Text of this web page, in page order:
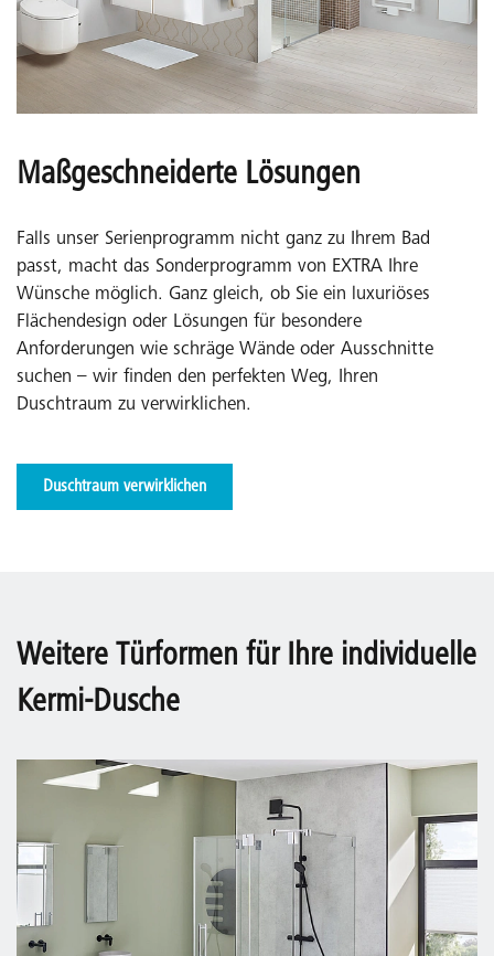
Maßgeschneiderte Lösungen
Falls unser Serienprogramm nicht ganz zu Ihrem Bad
passt, macht das Sonderprogramm von EXTRA Ihre
Wünsche möglich. Ganz gleich, ob Sie ein luxuriöses
Flächendesign oder Lösungen für besondere
Anforderungen wie schräge Wände oder Ausschnitte
suchen – wir finden den perfekten Weg, Ihren
Duschtraum zu verwirklichen.
Duschtraum verwirklichen
Weitere Türformen für Ihre individuelle
Kermi-Dusche